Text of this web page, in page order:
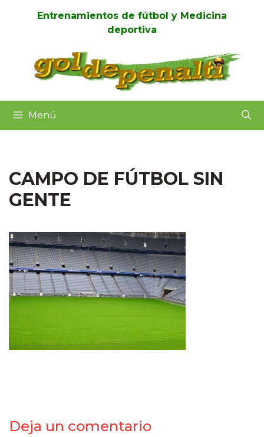
Entrenamientos de fútbol y Medicina
deportiva
Menú
CAMPO DE FÚTBOL SIN
GENTE
Deja un comentario